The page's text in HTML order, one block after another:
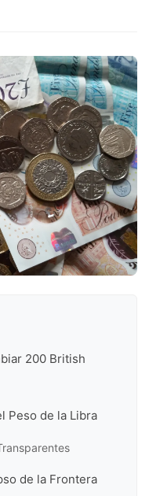
200 British
Peso de la Libra
de la Frontera